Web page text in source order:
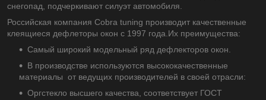
снегопад, подчеркивают силуэт автомобиля.
Российская компания Cobra tuning производит качественные
клеящиеся дефлеторы окон с 1997 года.Их преимущества:
Самый широкий модельный ряд дефлекторов окон.
В производстве используются высококачественные
материалы от ведущих производителей в своей отрасли:
Оргстекло высшего качества, соответствует ГОСТ